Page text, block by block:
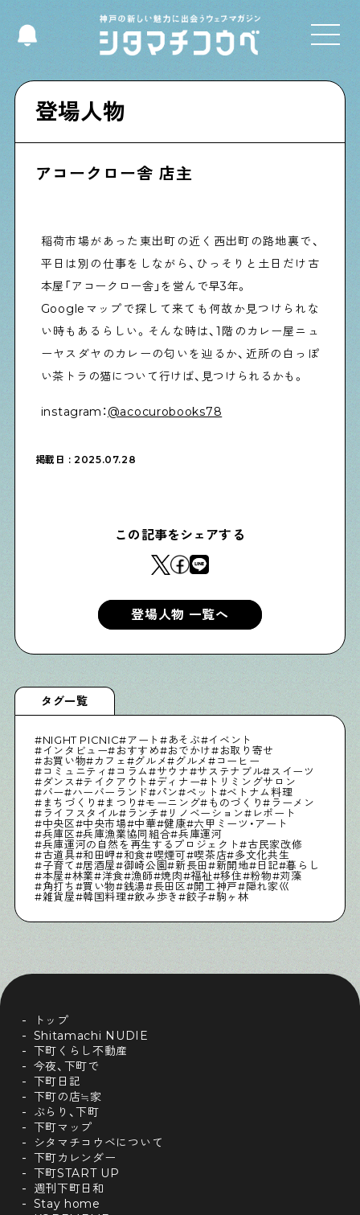
Select Language ▼
Shitamachi NUDIE
今夜、下町で
下町の飲み歩き日記です
下町くらし不動産
物件情報やリノベーション事例を紹介します
下町に暮らす人たちに日記を書いてもらいました
下町ならではの家みたいな店を紹介する記事です
ぶらり、下町
下町の特集記事です
下町コラム
下町の「あの人」が書く連載記事です
Shitamachi Chemistry
下町の「あの人」×「あの人」の科学反応を楽しむ企
画です
シタマチコウベについて
下町マップ
下町カレンダー
下町START UP
週刊下町日和
Stay Home
下町寫眞
登場人物
アコークロー舎 店主
稲荷市場があった東出町の近く西出町の路地裏で、
平日は別の仕事をしながら、ひっそりと土日だけ古
本屋「アコークロー舎」を営んで早3年。
Googleマップで探して来ても何故か見つけられな
い時もあるらしい。そんな時は、1階のカレー屋ニュ
ーヤスダヤのカレーの匂いを辿るか、近所の白っぽ
い茶トラの猫について行けば、見つけられるかも。
instagram： @acocurobooks78
掲載日 : 2025.07.28
この記事をシェアする
登場人物 一覧へ
タグ一覧
NIGHT PICNIC アート あそぶ
イベント
インタビュー
おすすめ おでかけ
お取り寄せ
お買い物
カフェ グルメ グルメ
コーヒー
コミュニティ
コラム サウナ サステナブル
スイーツ
ダンス
テイクアウト ディナー
トリミングサロン
バー
ハーバーランド パン ペット
ベトナム料理
まちづくり
まつり モーニング ものづくり
ラーメン
ライフスタイル
ランチ リノベーション
レポート
中央区
中央市場 中華 健康
六甲ミーツ・アート
兵庫区
兵庫漁業協同組合
兵庫運河
兵庫運河の自然を再生するプロジェクト
古民家改修
古道具
和田岬 和食 喫煙可 喫茶店
多文化共生
子育て
居酒屋 御崎公園 新長田 新開地 日記
暮らし
本屋
林業 洋食 漁師 焼肉 福祉 移住 粉物
苅藻
角打ち
買い物 銭湯 長田区 開工神戸
隠れ家巛
雑貨屋
韓国料理 飲み歩き 餃子 駒ヶ林
トップ
Shitamachi NUDIE
下町くらし不動産
今夜、下町で
下町日記
下町の店≒家
ぶらり、下町
下町マップ
シタマチコウベについて
下町カレンダー
下町START UP
週刊下町日和
Stay home